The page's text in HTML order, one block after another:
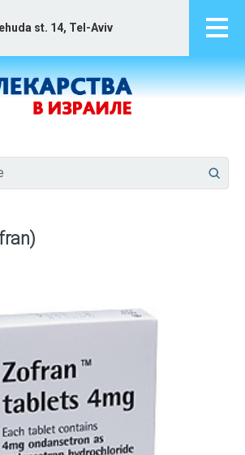
st. 14, Tel-Aviv